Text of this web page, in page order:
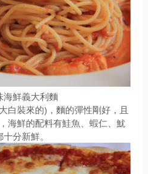
海鮮義大利麵
白裝來的)，麵的彈性剛好，且
海鮮的配料有鮭魚、蝦仁、魷
分新鮮。